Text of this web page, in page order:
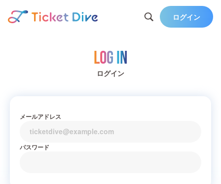
ログイン
Log in
ログイン
メールアドレス
パスワード